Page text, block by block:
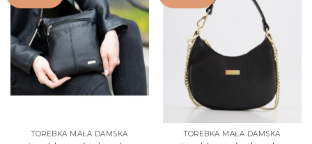
TOREBKA MAŁA DAMSKA TOREBKA MAŁA DAMSKA